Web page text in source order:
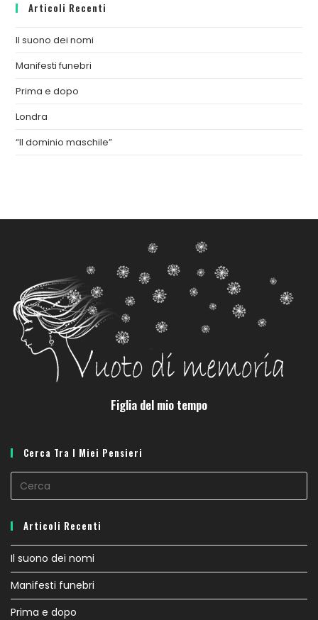
Articoli Recenti
Il suono dei nomi
Manifesti funebri
Prima e dopo
Londra
“Il dominio maschile”
Figlia del mio tempo
Cerca Tra I Miei Pensieri
Articoli Recenti
Il suono dei nomi
Manifesti funebri
Prima e dopo